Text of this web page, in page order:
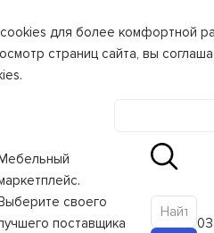
для более комфортной
страниц сайта, вы
своего
поставщика
0